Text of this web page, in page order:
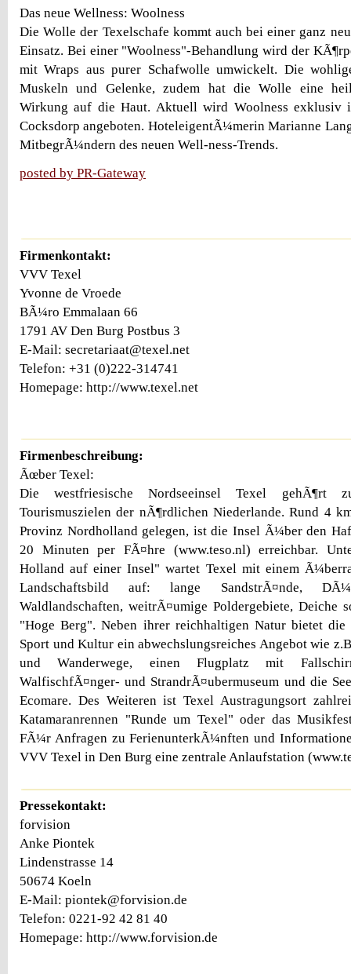
Das neue Wellness: Woolness
Die Wolle der Texelschafe kommt auch bei einer ganz
Einsatz. Bei einer "Woolness"-Behandlung wird der
mit Wraps aus purer Schafwolle umwickelt. Die
Muskeln und Gelenke, zudem hat die Wolle eine
Wirkung auf die Haut. Aktuell wird Woolness exklusiv
Cocksdorp angeboten. HoteleigentÃ¼merin Marianne
MitbegrÃ¼ndern des neuen Well-ness-Trends.
posted by PR-Gateway
Firmenkontakt:
VVV Texel
Yvonne de Vroede
BÃ¼ro Emmalaan 66
1791 AV Den Burg Postbus 3
E-Mail: secretariaat@texel.net
Telefon: +31 (0)222-314741
Homepage: http://www.texel.net
Firmenbeschreibung:
Ãœber Texel:
Die westfriesische Nordseeinsel Texel gehÃ¶rt
Tourismuszielen der nÃ¶rdlichen Niederlande. Rund 4
Provinz Nordholland gelegen, ist die Insel Ã¼ber den
20 Minuten per FÃ¤hre (www.teso.nl) erreichbar.
Holland auf einer Insel" wartet Texel mit einem
Landschaftsbild auf: lange SandstrÃ¤nde,
Waldlandschaften, weitrÃ¤umige Poldergebiete, Deiche
"Hoge Berg". Neben ihrer reichhaltigen Natur bietet
Sport und Kultur ein abwechslungsreiches Angebot wie
und Wanderwege, einen Flugplatz mit
WalfischfÃ¤nger- und StrandrÃ¤ubermuseum und die
Ecomare. Des Weiteren ist Texel Austragungsort
Katamaranrennen "Runde um Texel" oder das
FÃ¼r Anfragen zu FerienunterkÃ¼nften und
VVV Texel in Den Burg eine zentrale Anlaufstation
Pressekontakt:
forvision
Anke Piontek
Lindenstrasse 14
50674 Koeln
E-Mail: piontek@forvision.de
Telefon: 0221-92 42 81 40
Homepage: http://www.forvision.de